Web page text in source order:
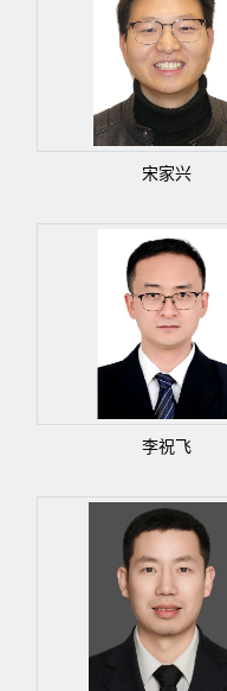
宋家兴
李祝飞